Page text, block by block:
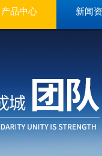
产品中心 新闻